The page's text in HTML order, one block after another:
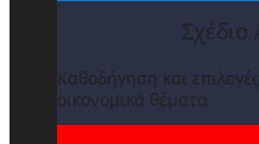
Σχέδιο
Καθοδήγηση και
οικονομικά θέματα